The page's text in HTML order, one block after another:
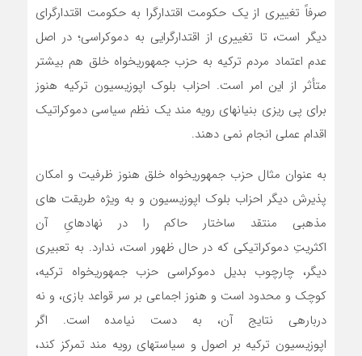
صرفاً تغییری از یک حکومت اقتدارگرا به حکومت اقتدارگرای
دیگر است، تا تغییری از اقتدارگرایی به دموکراسی؛ در اصل
عدم اعتماد مردم ترکیه به حزب جمهوریخواه خلق هم بیشتر
متأثر از این امر است. احزاب بلوک اپوزیسیون ترکیه هنوز
برای پی ‏ریزی بنیانهای رویه ‏مند یک نظم سیاسی دموکراتیک
اقدام عملی انجام نمی دهند.
به عنوان مثال حزب جمهوریخواه خلق هنوز ظرفیت و امکان
پذیرش دیگر احزاب بلوک اپوزیسیون و به ویژه طریقت های
مذهبی منتقد ساختار حاکم را در نهادهایِ آن
اکثریتِ دموکراتیکی که در حال ظهور است، ندارد. به تعبیری
دیگر، چارچوب بدیل دموکراسی حزب جمهوریخواه ترکیه،
کوچک و محدود است و هنوز اجماعی بر سر قواعد بازی، و نه
درباره‏ی نتایج آن، به دست نیامده است. اگر
اپوزیسیون ترکیه بر اصول و سیاستهای رویه مند تمرکز کند،